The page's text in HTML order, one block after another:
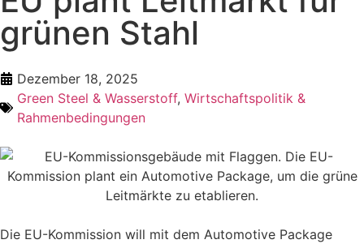
grünen Stahl
Dezember 18, 2025
Green Steel & Wasserstoff, Wirtschaftspolitik &
Rahmenbedingungen
Die EU-Kommission will mit dem Automotive Package